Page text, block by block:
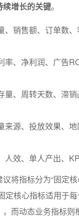
续增长的关键。
、销售额、订单数
率、净利润、广告
量、周转天数、滞
来源、投放效果、
人效、单人产出、
将指标分为“固定核
定核心指标适用于
，而动态业务指标则